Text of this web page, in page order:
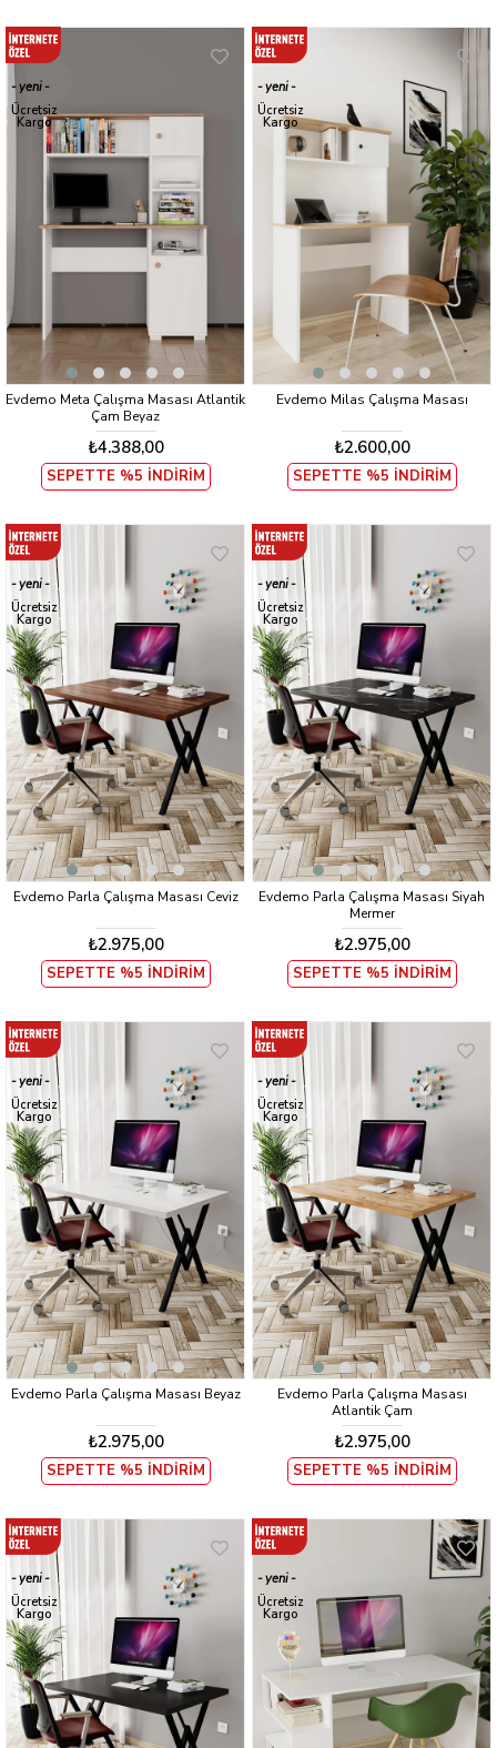
Evdemo Meta Çalışma Masası Atlantik
Çam Beyaz
₺4.388,00
SEPETTE %5 İNDİRİM
yeni
ürün
Ücretsiz
Kargo
Evdemo Milas Çalışma Masası
₺2.600,00
SEPETTE %5 İNDİRİM
yeni
ürün
Ücretsiz
Kargo
Evdemo Parla Çalışma Masası Ceviz
₺2.975,00
SEPETTE %5 İNDİRİM
yeni
ürün
Ücretsiz
Kargo
Evdemo Parla Çalışma Masası Siyah
Mermer
₺2.975,00
SEPETTE %5 İNDİRİM
yeni
ürün
Ücretsiz
Kargo
Evdemo Parla Çalışma Masası Beyaz
₺2.975,00
SEPETTE %5 İNDİRİM
yeni
ürün
Ücretsiz
Kargo
Evdemo Parla Çalışma Masası
Atlantik Çam
₺2.975,00
SEPETTE %5 İNDİRİM
yeni
ürün
Ücretsiz
Kargo
yeni
ürün
Ücretsiz
Kargo
yeni
ürün
Ücretsiz
Kargo